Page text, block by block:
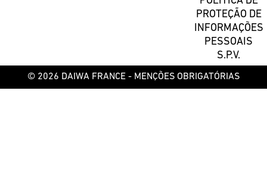
PROTEÇÃO DE
INFORMAÇÕES
PESSOAIS
S.P.V.
© 2026 DAIWA FRANCE - MENÇÕES OBRIGATÓRIAS